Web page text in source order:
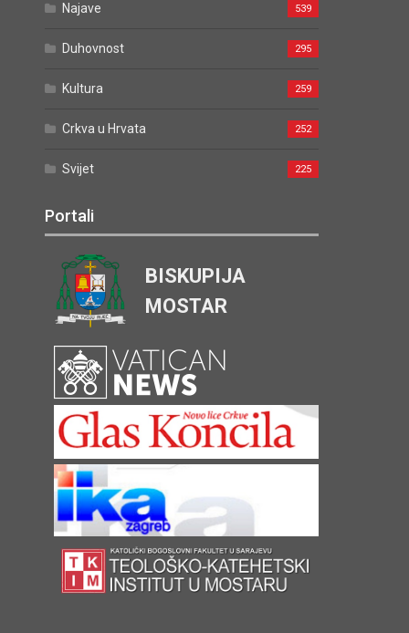
Najave 539
Duhovnost 295
Kultura 259
Crkva u Hrvata 252
Svijet 225
Portali
BISKUPIJA
MOSTAR